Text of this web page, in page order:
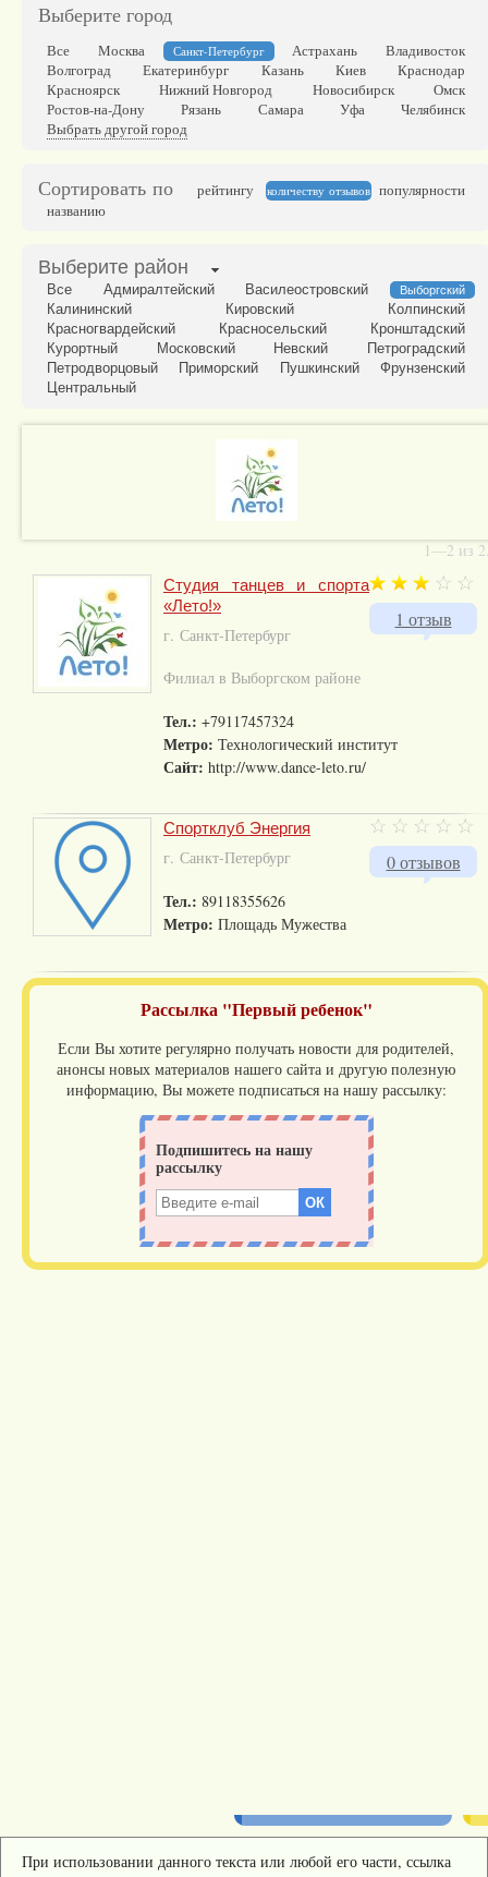
Выберите город
Все Москва Санкт-Петербург Астрахань
Владивосток
Волгоград
Екатеринбург Казань Киев
Краснодар
Красноярск
Нижний Новгород Новосибирск
Омск
Ростов-на-Дону
Рязань Самара Уфа
Челябинск
Выбрать другой город
Сортировать по рейтингу количеству отзывов популярности
названию
Выберите район
Все Адмиралтейский Василеостровский Выборгский
Калининский Кировский
Колпинский
Красногвардейский
Красносельский
Кронштадский
Курортный
Московский Невский
Петроградский
Петродворцовый
Приморский Пушкинский
Фрунзенский
Центральный
1—2 из
1 отзыв
Студия танцев и спорта
«Лето!»
г. Санкт-Петербург
Филиал в Выборгском районе
Тел.: +79117457324
Метро: Технологический институт
Сайт: http://www.dance-leto.ru/
0 отзывов
Спортклуб Энергия
г. Санкт-Петербург
Тел.: 89118355626
Метро: Площадь Мужества
Рассылка "Первый ребенок"
Если Вы хотите регулярно получать новости для родителей,
анонсы новых материалов нашего сайта и другую полезную
информацию, Вы можете подписаться на нашу рассылку:
При использовании данного текста или любой его части, ссылка